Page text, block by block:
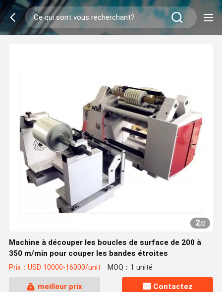
2/2
Machine à découper les boucles de surface de 200 à
350 m/min pour couper les bandes étroites
Prix：USD 10000-16000/unit MOQ：1 unité
meilleur prix Contactez